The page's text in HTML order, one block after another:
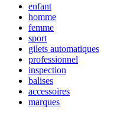
enfant
homme
femme
sport
gilets automatiques
professionnel
inspection
balises
accessoires
marques